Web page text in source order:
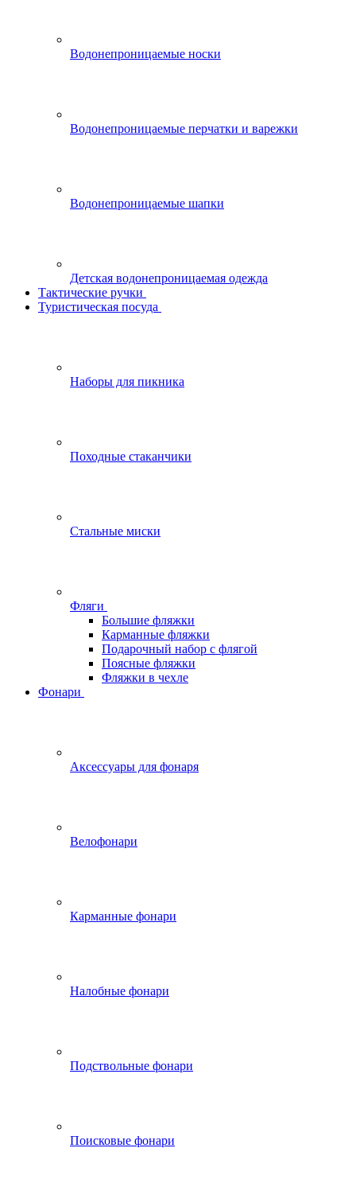
Водонепроницаемые носки
Водонепроницаемые перчатки и варежки
Водонепроницаемые шапки
Детская водонепроницаемая одежда
Тактические ручки
Туристическая посуда
Наборы для пикника
Походные стаканчики
Стальные миски
Фляги
Большие фляжки
Карманные фляжки
Подарочный набор с флягой
Поясные фляжки
Фляжки в чехле
Фонари
Аксессуары для фонаря
Велофонари
Карманные фонари
Налобные фонари
Подствольные фонари
Поисковые фонари